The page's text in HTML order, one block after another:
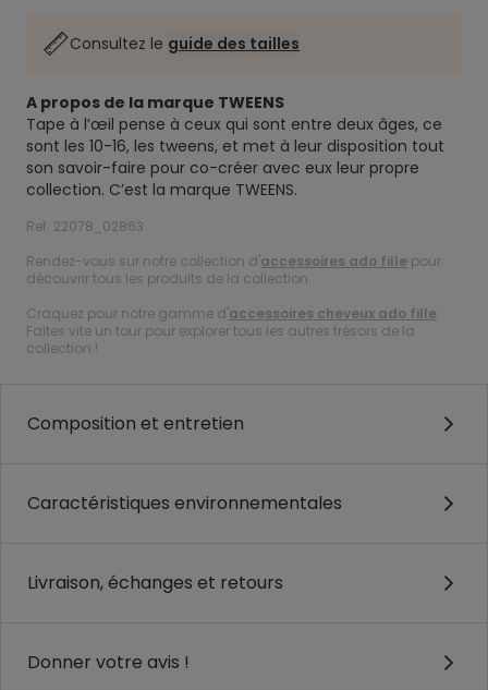
Consultez le guide des tailles
A propos de la marque TWEENS
Tape à l’œil pense à ceux qui sont entre deux âges, ce
sont les 10-16, les tweens, et met à leur disposition tout
son savoir-faire pour co-créer avec eux leur propre
collection. C’est la marque TWEENS.
Ref. 22078_02863
Rendez-vous sur notre collection d'accessoires ado fille pour
découvrir tous les produits de la collection.
Craquez pour notre gamme d'accessoires cheveux ado fille.
Faites vite un tour pour explorer tous les autres trésors de la
collection !
Composition et entretien
Caractéristiques environnementales
Livraison, échanges et retours
Donner votre avis !